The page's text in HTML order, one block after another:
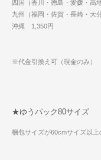
四国（香川・徳島・愛媛・高
九州（福岡・佐賀・長崎・大
沖縄 1,350円
※代金引換え可（現金のみ）
★ゆうパック80サイズ
梱包サイズが60cmサイズ以上